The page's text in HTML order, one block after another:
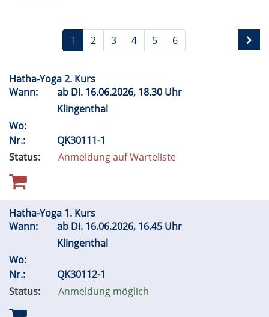
1 2 3 4 5 6
Hatha-Yoga 2. Kurs
Wann:
ab Di. 16.06.2026, 18.30 Uhr
Klingenthal
Wo:
Nr.:
QK30111-1
Status:
Anmeldung auf Warteliste
Hatha-Yoga 1. Kurs
Wann:
ab Di. 16.06.2026, 16.45 Uhr
Klingenthal
Wo:
Nr.:
QK30112-1
Status:
Anmeldung möglich